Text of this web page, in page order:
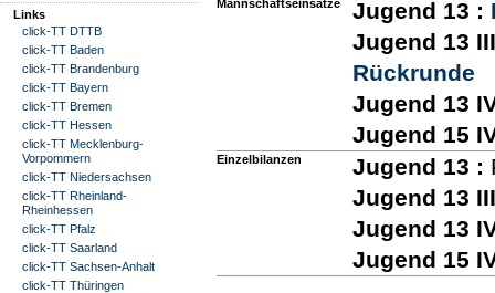
Links
click-TT DTTB
click-TT Baden
click-TT Brandenburg
click-TT Bayern
click-TT Bremen
click-TT Hessen
click-TT Mecklenburg-
Vorpommern
click-TT Niedersachsen
click-TT Rheinland-
Rheinhessen
click-TT Pfalz
click-TT Saarland
click-TT Sachsen-Anhalt
click-TT Thüringen
Mannschaftseinsätze Jugend 13 :
Jugend 13
Rückrunde
Jugend 13
Jugend 15
Einzelbilanzen Jugend 13 :
Jugend 13
Jugend 13
Jugend 15